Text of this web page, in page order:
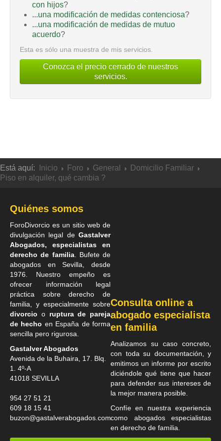
con hijos?
...una modificación de medidas contenciosa?
...una modificación de medidas de mutuo
acuerdo?
Esta es sólo una muestra de mis servicios.
Conozca el precio cerrado de nuestros
servicios.
Está aquí: Inicio Foro General
Domicilio Familiar
Piso en alquiler, qué cambia ?
Quiénes somos
ForoDivorcio es un sitio web de
divulgación legal de Gastalver
Abogados, especialistas en
derecho de familia. Bufete de
abogados en Sevilla, desde
1976. Nuestro empeño es
ofrecer información legal
práctica sobre derecho de
familia, y especialmente sobre
divorcio o ruptura de pareja
de hecho en España de forma
sencilla pero rigurosa.
Gastalver Abogados
Avenida de la Buhaira, 17. Blq.
1. 4º-A
41018 SEVILLA
954 27 51 21
609 18 15 41
buzon@gastalverabogados.com
Consulta online a
abogado especialista
en familia
Analizamos su caso concreto,
con toda su documentación, y
emitimos un informe por escrito
diciéndole qué tiene que hacer
para defender sus intereses de
la mejor manera posible.
Confíe en nuestra experiencia
como abogados especialistas
en derecho de familia.